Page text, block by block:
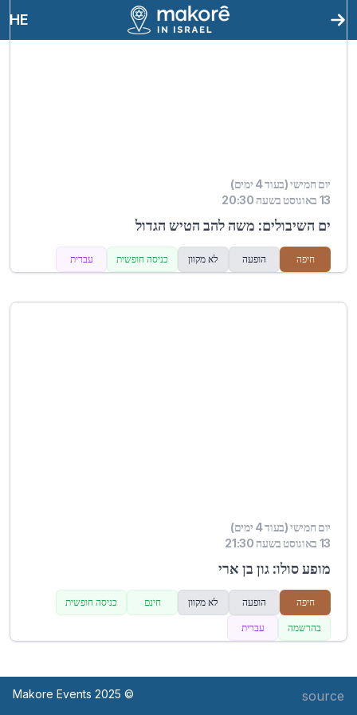
HE
יום חמישי (בעוד 4 ימים)
13 באוגוסט בשעה 20:30
ים השיבולים: משה להב הטיש הגדול
חיפה הופעה לא מקוון כניסה חופשית עברית
יום חמישי (בעוד 4 ימים)
13 באוגוסט בשעה 21:30
מופע סולו: גון בן ארי
חיפה הופעה לא מקוון חינם כניסה חופשית
בהרשמה עברית
source
© Makore Events 2025